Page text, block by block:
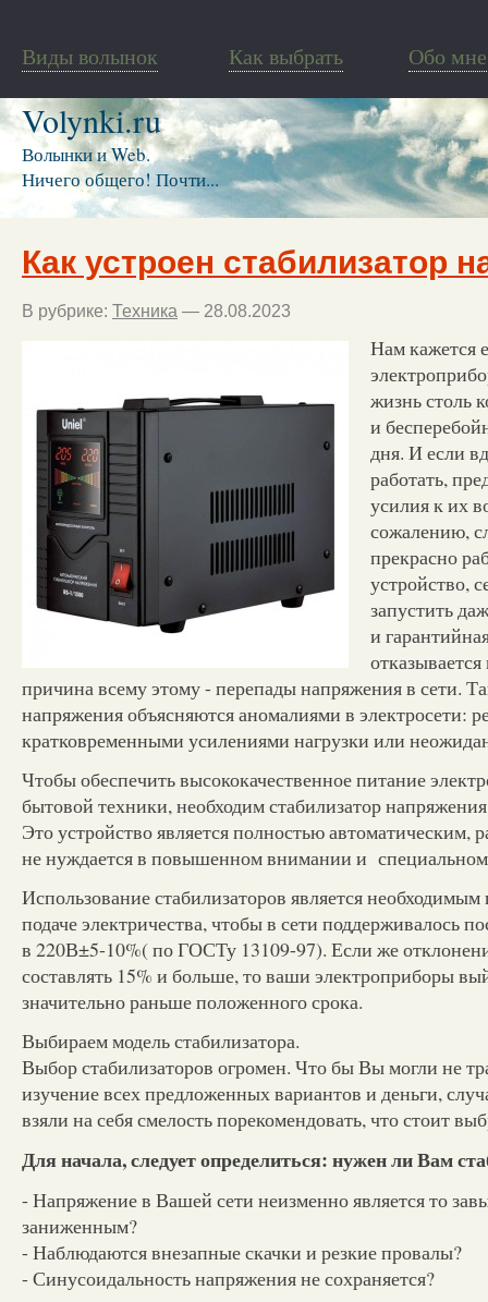
Виды волынок Как выбрать Обо мне
Volynki.ru
Волынки и Web.
Ничего общего! Почти...
Как устроен стабилизатор
В рубрике: Техника — 28.08.2023
Нам кажется
жизнь столь
и
дня. И если
работать,
усилия к их
сожалению,
прекрасно
устройство,
запустить
и
причина всему этому - перепады напряжения в сети.
напряжения объясняются аномалиями в электросети:
кратковременными усилениями нагрузки или
Чтобы обеспечить высококачественное питание
бытовой техники, необходим стабилизатор
Это устройство является полностью автоматическим,
не нуждается в повышенном внимании и специальном
Использование стабилизаторов является
подаче электричества, чтобы в сети поддерживалось
в 220В±5-10%( по ГОСТу 13109-97). Если же
составлять 15% и больше, то ваши электроприборы
значительно раньше положенного срока.
Выбираем модель стабилизатора.
Выбор стабилизаторов огромен. Что бы Вы могли не
изучение всех предложенных вариантов и деньги,
взяли на себя смелость порекомендовать, что стоит
Для начала, следует определиться: нужен ли Вам
- Напряжение в Вашей сети неизменно является то
заниженным?
- Наблюдаются внезапные скачки и резкие провалы?
- Синусоидальность напряжения не сохраняется?